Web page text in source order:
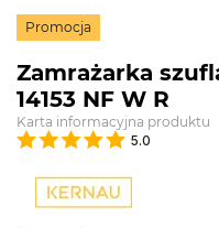
Promocja
Zamrażarka
14153 NF W R
Karta informacyjna produktu
5.0